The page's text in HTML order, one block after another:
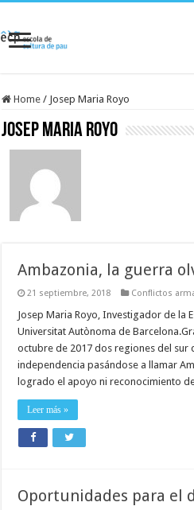
Home / Josep Maria Royo
Josep Maria Royo
Ambazonia, la guerra
21 septiembre, 2018 Conflictos
Josep Maria Royo, Investigador de la
Universitat Autònoma de
octubre de 2017 dos regiones del sur
independencia pasándose a llamar
logrado el apoyo ni reconocimiento
Leer más »
Oportunidades para el